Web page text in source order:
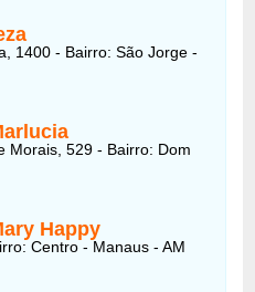
1400 - Bairro: São Jorge -
Morais, 529 - Bairro: Dom
Happy
Centro - Manaus - AM